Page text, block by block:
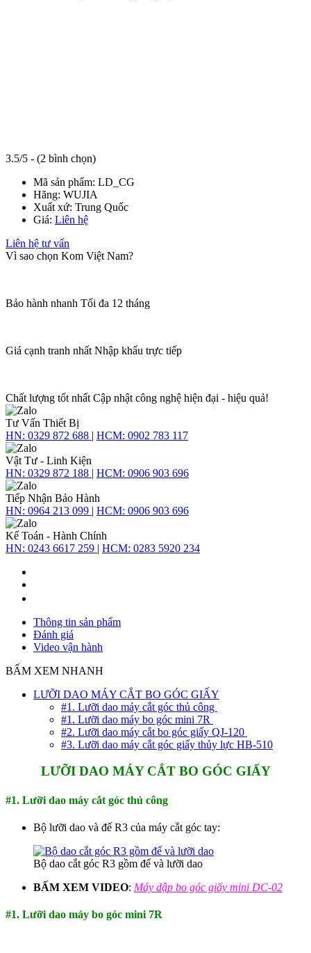
3.5/5 - (2 bình chọn)
Mã sản phẩm: LD_CG
Hãng: WUJIA
Xuất xứ: Trung Quốc
Giá: Liên hệ
Liên hệ tư vấn
Vì sao chọn Kom Việt Nam?
Bảo hành nhanh Tối đa 12 tháng
Giá cạnh tranh nhất Nhập khẩu trực tiếp
Chất lượng tốt nhất Cập nhật công nghệ hiện đại - hiệu quả!
Tư Vấn Thiết Bị
HN: 0329 872 688 | HCM: 0902 783 117
Vật Tư - Linh Kiện
HN: 0329 872 188 | HCM: 0906 903 696
Tiếp Nhận Bảo Hành
HN: 0964 213 099 | HCM: 0906 903 696
Kế Toán - Hành Chính
HN: 0243 6617 259 | HCM: 0283 5920 234
Thông tin sản phẩm
Đánh giá
Video vận hành
BẤM XEM NHANH
LƯỠI DAO MÁY CẮT BO GÓC GIẤY
#1. Lưỡi dao máy cắt góc thủ công
#1. Lưỡi dao máy bo góc mini 7R
#2. Lưỡi dao máy cắt bo góc giấy QJ-120
#3. Lưỡi dao máy cắt góc giấy thủy lực HB-510
LƯỠI DAO MÁY CẮT BO GÓC GIẤY
#1. Lưỡi dao máy cắt góc thủ công
Bộ lưỡi dao và đế R3 của máy cắt góc tay:
Bộ dao cắt góc R3 gồm đế và lưỡi dao
BẤM XEM VIDEO: Máy dập bo góc giấy mini DC-02
#1. Lưỡi dao máy bo góc mini 7R